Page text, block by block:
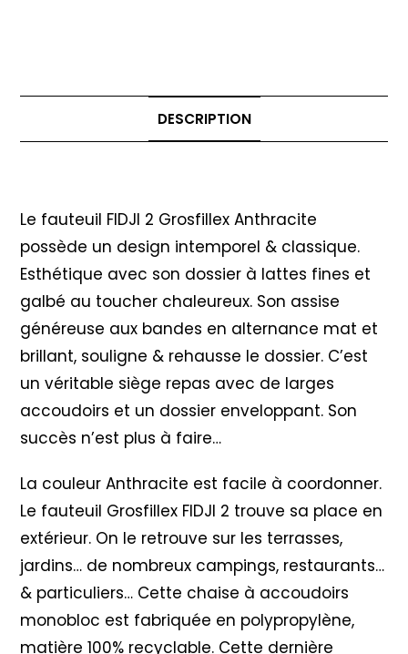
DESCRIPTION
Le fauteuil FIDJI 2 Grosfillex Anthracite
possède un design intemporel & classique.
Esthétique avec son dossier à lattes fines et
galbé au toucher chaleureux. Son assise
généreuse aux bandes en alternance mat et
brillant, souligne & rehausse le dossier. C’est
un véritable siège repas avec de larges
accoudoirs et un dossier enveloppant. Son
succès n’est plus à faire…
La couleur Anthracite est facile à coordonner.
Le fauteuil Grosfillex FIDJI 2 trouve sa place en
extérieur. On le retrouve sur les terrasses,
jardins… de nombreux campings, restaurants…
& particuliers… Cette chaise à accoudoirs
monobloc est fabriquée en polypropylène,
matière 100% recyclable. Cette dernière